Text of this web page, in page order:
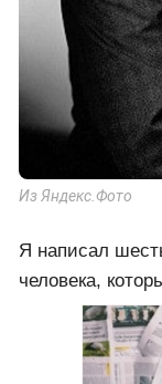
Из Яндекс.Фото
Я написал
человека,